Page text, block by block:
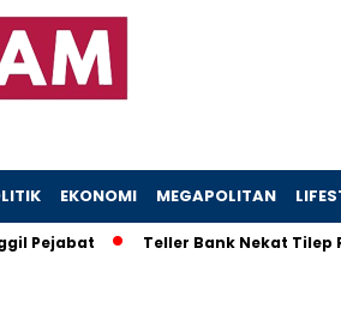
EKONOMI MEGAPOLITAN
Pejabat Teller Bank Nekat Tilep